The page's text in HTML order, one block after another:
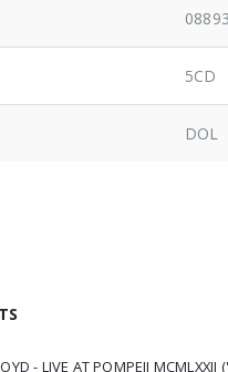
5CD
DOL
- LIVE AT POMPEII MCMLXXII